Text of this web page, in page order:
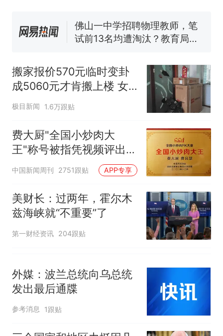
协会回应
佛山一中学招聘物理教师，笔
试前13名均遭淘汰？教育局：
核查
官方通报
空调24小时开着反而更省电？
电力部门回应
那个在床头放菜刀的女孩，
人生
搬家报价570元临时变卦
成5060元才肯搬上楼 女
子傻眼
极目新闻 1.6万跟贴
费大厨"全国小炒肉大
王"称号被指凭视频评出
官方回应
中国新闻周刊 2751跟贴 APP专享
美财长：过两年，霍尔木
兹海峡就“不重要”了
第一财经资讯 204跟贴
外媒：波兰总统向乌总统
发出最后通牒
参考消息 1跟贴